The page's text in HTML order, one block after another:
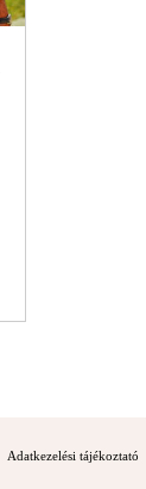
Adatkezelési tájékoztató